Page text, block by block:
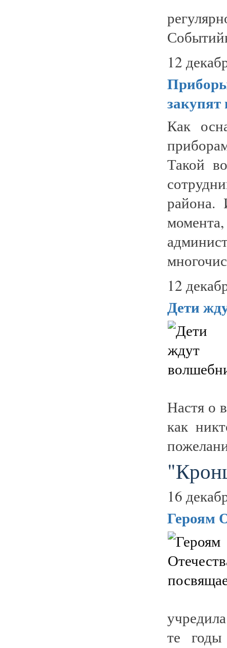
12
Как
Такой
района.
12
Дети
Настя о
как
16
Героям
те